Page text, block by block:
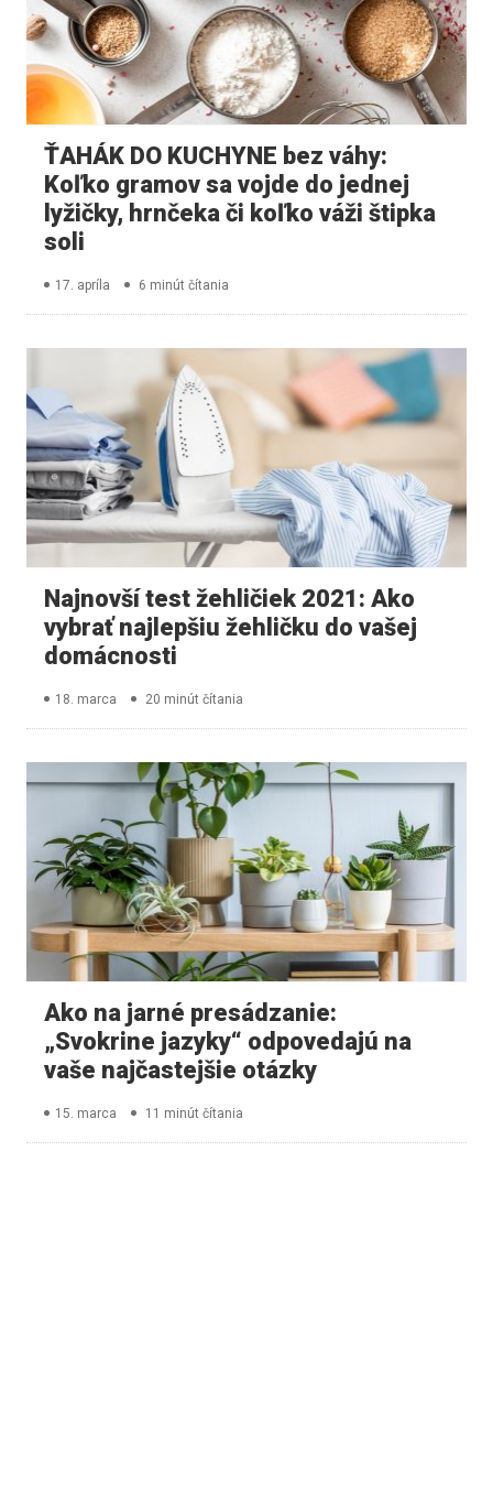
ŤAHÁK DO KUCHYNE bez váhy:
Koľko gramov sa vojde do jednej
lyžičky, hrnčeka či koľko váži štipka
soli
17. apríla 6 minút čítania
Najnovší test žehličiek 2021: Ako
vybrať najlepšiu žehličku do vašej
domácnosti
18. marca 20 minút čítania
Ako na jarné presádzanie:
„Svokrine jazyky“ odpovedajú na
vaše najčastejšie otázky
15. marca 11 minút čítania